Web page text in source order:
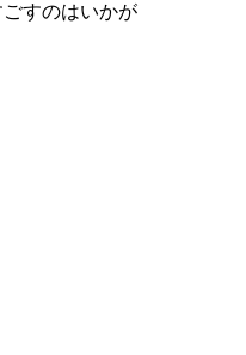
すのはいかが